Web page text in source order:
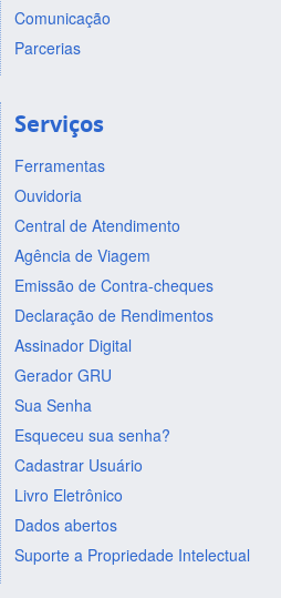
Comunicação
Parcerias
Serviços
Ferramentas
Ouvidoria
Central de Atendimento
Agência de Viagem
Emissão de Contra-cheques
Declaração de Rendimentos
Assinador Digital
Gerador GRU
Sua Senha
Esqueceu sua senha?
Cadastrar Usuário
Livro Eletrônico
Dados abertos
Suporte a Propriedade Intelectual